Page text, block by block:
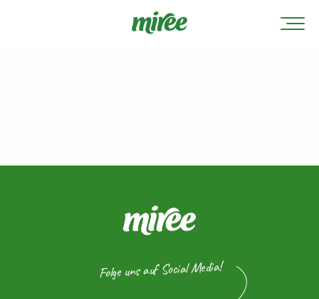
Folge uns auf Social Media!